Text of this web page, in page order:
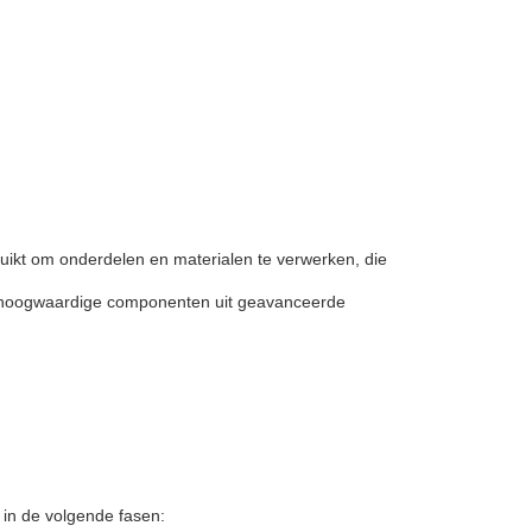
om onderdelen en materialen te verwerken, die
componenten uit geavanceerde
de volgende fasen: